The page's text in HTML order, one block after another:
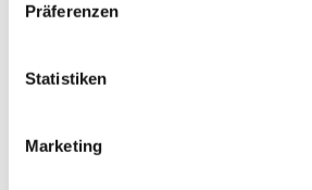
Präferenzen
Statistiken
Marketing
Zeit- und Kostenersparnis:
Arbeitsrechtsstreitigkeiten
und dadurch Zeit und
Auseinandersetzung